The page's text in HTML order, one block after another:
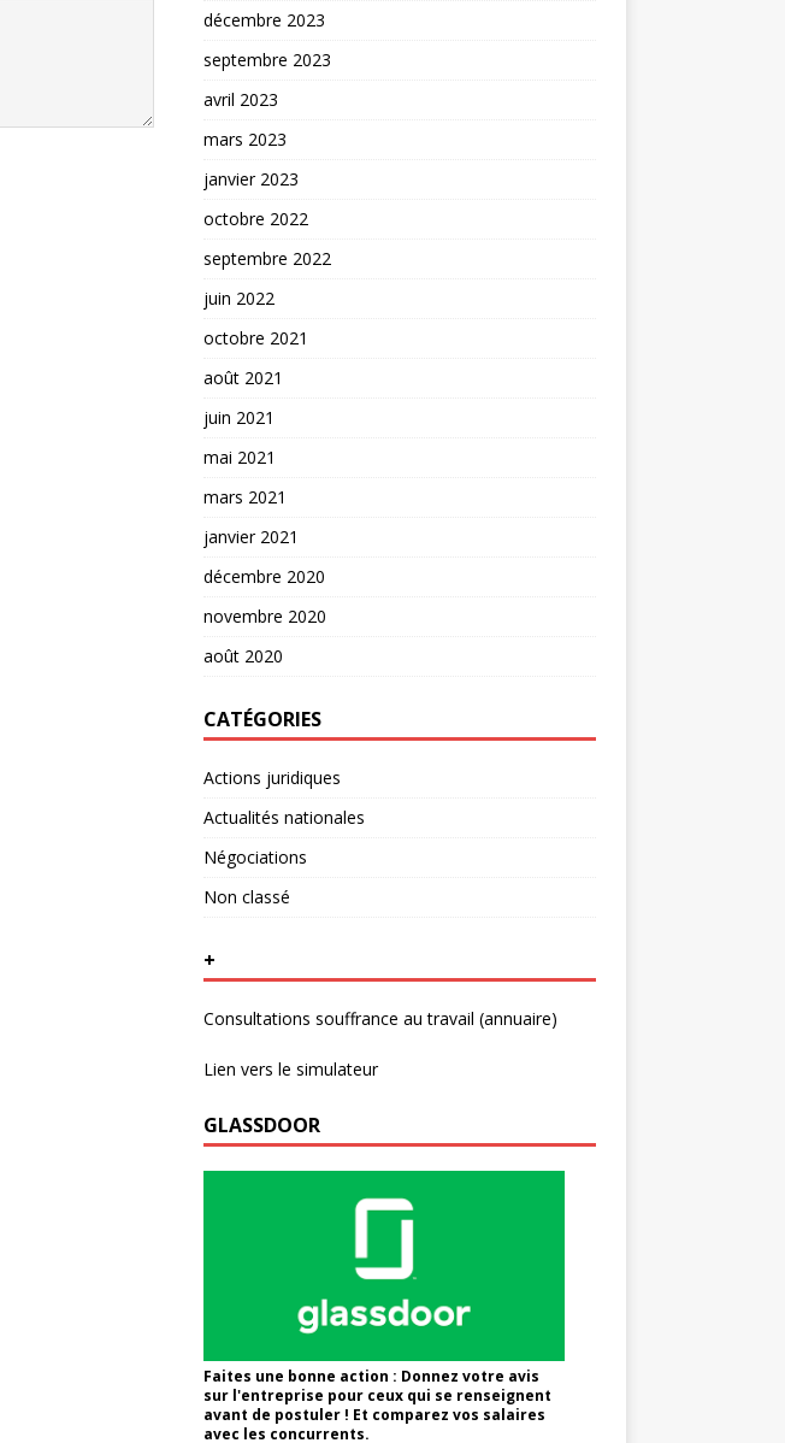
décembre 2023
septembre 2023
avril 2023
mars 2023
janvier 2023
octobre 2022
septembre 2022
juin 2022
octobre 2021
août 2021
juin 2021
mai 2021
mars 2021
janvier 2021
décembre 2020
novembre 2020
août 2020
CATÉGORIES
Actions juridiques
Actualités nationales
Négociations
Non classé
+
Consultations souffrance au travail (annuaire)
Lien vers le simulateur
GLASSDOOR
Faites une bonne action : Donnez votre avis
sur l'entreprise pour ceux qui se renseignent
avant de postuler ! Et comparez vos salaires
avec les concurrents.